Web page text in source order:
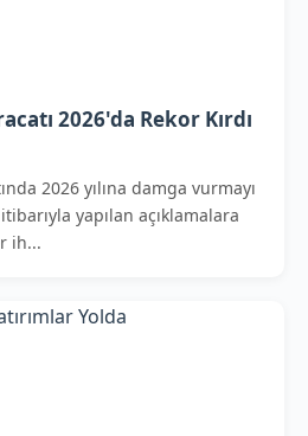
2026'da Rekor Kırdı
2026 yılına damga vurmayı
yapılan açıklamalara
ih...